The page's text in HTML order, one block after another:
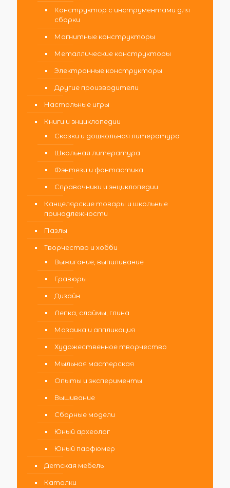
Конструктор с инструментами для
сборки
Магнитные конструкторы
Металлические конструкторы
Электронные конструкторы
Другие производители
Настольные игры
Книги и энциклопедии
Сказки и дошкольная литература
Школьная литература
Фэнтези и фантастика
Справочники и энциклопедии
Канцелярские товары и школьные
принадлежности
Пазлы
Творчество и хобби
Выжигание, выпиливание
Гравюры
Дизайн
Лепка, слаймы, глина
Мозаика и аппликация
Художественное творчество
Мыльная мастерская
Опыты и эксперименты
Вышивание
Сборные модели
Юный археолог
Юный парфюмер
Детская мебель
Каталки